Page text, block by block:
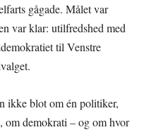
gågade. Målet var
var klar: utilfredshed med
til Venstre
ikke blot om én politiker,
om demokrati – og om hvor